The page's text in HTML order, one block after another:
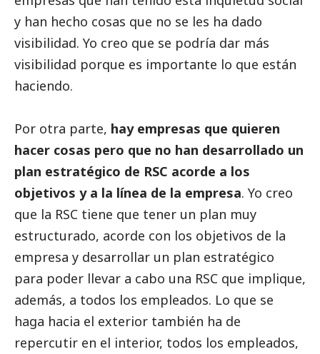
y han hecho cosas que no se les ha dado
visibilidad. Yo creo que se podría dar más
visibilidad porque es importante lo que están
haciendo.
Por otra parte, hay empresas que quieren
hacer cosas pero que no han desarrollado un
plan estratégico de RSC acorde a los
objetivos y a la línea de la empresa. Yo creo
que la RSC tiene que tener un plan muy
estructurado, acorde con los objetivos de la
empresa y desarrollar un plan estratégico
para poder llevar a cabo una RSC que implique,
además, a todos los empleados. Lo que se
haga hacia el exterior también ha de
repercutir en el interior, todos los empleados,